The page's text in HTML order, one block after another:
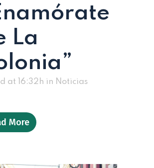
La
at 16:32h in Noticias
More